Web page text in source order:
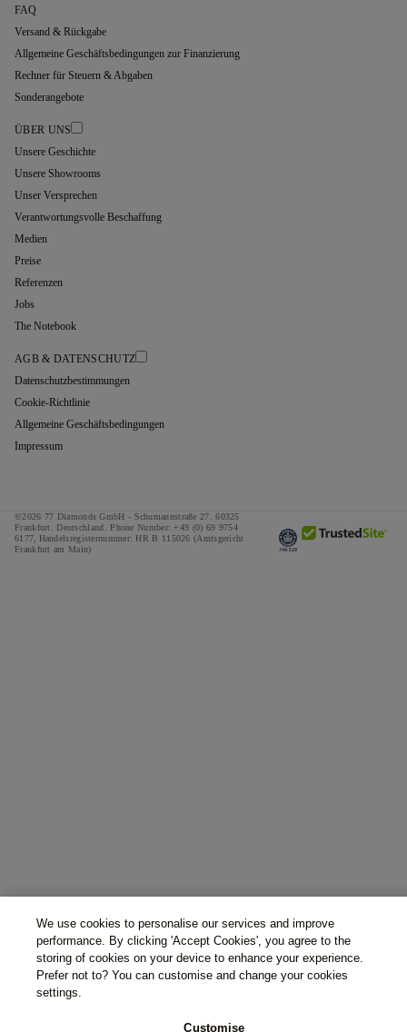
FAQ
Versand & Rückgabe
Allgemeine Geschäftsbedingungen zur Finanzierung
Rechner für Steuern & Abgaben
Sonderangebote
ÜBER UNS
Unsere Geschichte
Unsere Showrooms
Unser Versprechen
Verantwortungsvolle Beschaffung
Medien
Preise
Referenzen
Jobs
The Notebook
AGB & DATENSCHUTZ
Datenschutzbestimmungen
Cookie-Richtlinie
Allgemeine Geschäftsbedingungen
Impressum
©2026 77 Diamonds GmbH - Schumannstraße 27. 60325
Frankfurt. Deutschland. Phone Number: +49 (0) 69 9754
6177,
Handelsregisternummer: HR B 115026 (Amtsgericht
Frankfurt am Main)
We use cookies to personalise our services and improve
performance. By clicking 'Accept Cookies', you agree to the
storing of cookies on your device to enhance your experience.
Prefer not to? You can customise and change your cookies
settings.
Customise